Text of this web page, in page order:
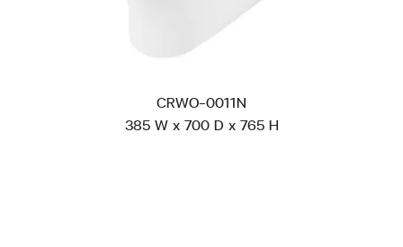
CRWO-0011N
385 W x 700 D x 765 H